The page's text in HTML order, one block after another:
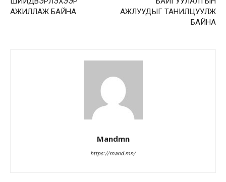
АЖИЛЛАЖ БАЙНА
АЖЛУУДЫГ ТАНИЛЦУУЛЖ
БАЙНА
Mandmn
https://mand.mn/